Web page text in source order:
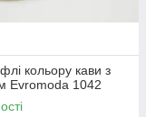
кольору кави з
Evromoda 1042